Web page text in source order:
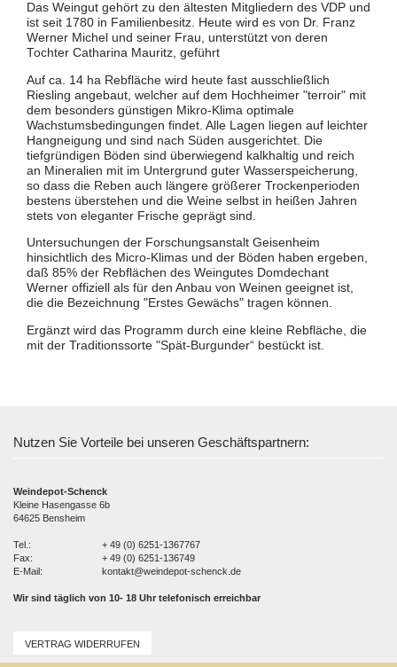
Das Weingut gehört zu den ältesten Mitgliedern des VDP und
ist seit 1780 in Familienbesitz. Heute wird es von Dr. Franz
Werner Michel und seiner Frau, unterstützt von deren
Tochter Catharina Mauritz, geführt
Auf ca. 14 ha Rebfläche wird heute fast ausschließlich
Riesling angebaut, welcher auf dem Hochheimer "terroir" mit
dem besonders günstigen Mikro-Klima optimale
Wachstumsbedingungen findet. Alle Lagen liegen auf leichter
Hangneigung und sind nach Süden ausgerichtet. Die
tiefgründigen Böden sind überwiegend kalkhaltig und reich
an Mineralien mit im Untergrund guter Wasserspeicherung,
so dass die Reben auch längere größerer Trockenperioden
bestens überstehen und die Weine selbst in heißen Jahren
stets von eleganter Frische geprägt sind.
Untersuchungen der Forschungsanstalt Geisenheim
hinsichtlich des Micro-Klimas und der Böden haben ergeben,
daß 85% der Rebflächen des Weingutes Domdechant
Werner offiziell als für den Anbau von Weinen geeignet ist,
die die Bezeichnung "Erstes Gewächs" tragen können.
Ergänzt wird das Programm durch eine kleine Rebfläche, die
mit der Traditionssorte "Spät-Burgunder“ bestückt ist.
Nutzen Sie Vorteile bei unseren Geschäftspartnern:
Weindepot-Schenck
Kleine Hasengasse 6b
64625 Bensheim
Tel.:
+ 49 (0) 6251-1367767
Fax:
+ 49 (0) 6251-136749
E-Mail:
kontakt@weindepot-schenck.de
Wir sind täglich von 10- 18 Uhr telefonisch erreichbar
VERTRAG WIDERRUFEN